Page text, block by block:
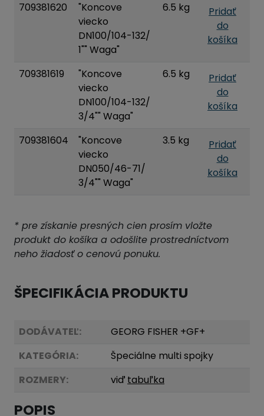
709381620
"Koncove
viecko
DN100/104-132/
1"" Waga"
6.5 kg
Pridať
do
košíka
709381619
"Koncove
viecko
DN100/104-132/
3/4"" Waga"
6.5 kg
Pridať
do
košíka
709381604
"Koncove
viecko
DN050/46-71/
3/4"" Waga"
3.5 kg
Pridať
do
košíka
* pre získanie presných cien prosím vložte
produkt do košíka a odošlite prostredníctvom
neho žiadosť o cenovú ponuku.
ŠPECIFIKÁCIA PRODUKTU
DODÁVATEĽ:
GEORG FISHER +GF+
KATEGÓRIA:
Špeciálne multi spojky
ROZMERY:
viď tabuľka
POPIS